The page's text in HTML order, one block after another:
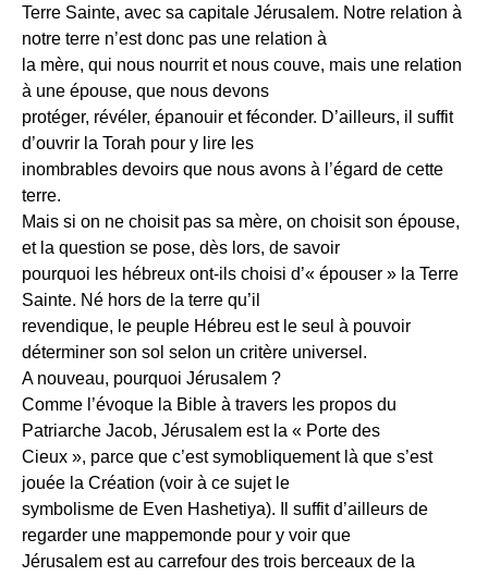
Terre Sainte, avec sa capitale Jérusalem. Notre relation à
notre terre n’est donc pas une relation à
la mère, qui nous nourrit et nous couve, mais une relation
à une épouse, que nous devons
protéger, révéler, épanouir et féconder. D’ailleurs, il suffit
d’ouvrir la Torah pour y lire les
inombrables devoirs que nous avons à l’égard de cette
terre.
Mais si on ne choisit pas sa mère, on choisit son épouse,
et la question se pose, dès lors, de savoir
pourquoi les hébreux ont-ils choisi d’« épouser » la Terre
Sainte. Né hors de la terre qu’il
revendique, le peuple Hébreu est le seul à pouvoir
déterminer son sol selon un critère universel.
A nouveau, pourquoi Jérusalem ?
Comme l’évoque la Bible à travers les propos du
Patriarche Jacob, Jérusalem est la « Porte des
Cieux », parce que c’est symobliquement là que s’est
jouée la Création (voir à ce sujet le
symbolisme de Even Hashetiya). Il suffit d’ailleurs de
regarder une mappemonde pour y voir que
Jérusalem est au carrefour des trois berceaux de la